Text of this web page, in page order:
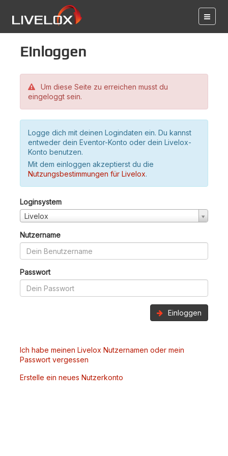
Einloggen
Um diese Seite zu erreichen musst du
eingeloggt sein.
Logge dich mit deinen Logindaten ein. Du kannst
entweder dein Eventor-Konto oder dein Livelox-
Konto benutzen.
Mit dem einloggen akzeptierst du die
Nutzungsbestimmungen für Livelox.
Loginsystem
Livelox
Nutzername
Passwort
Einloggen
Ich habe meinen Livelox Nutzernamen oder mein
Passwort vergessen
Erstelle ein neues Nutzerkonto